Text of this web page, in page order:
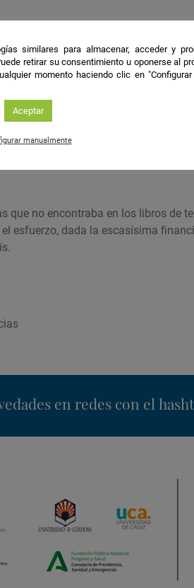
es necesariamente heredera y
propia de generar
que no encontraba en los libros de
esfuerzo, dada la escasísima
en redes con el
similares para almacenar, acceder y
retirar su consentimiento u oponerse al
momento haciendo clic en
Aceptar
manualmente